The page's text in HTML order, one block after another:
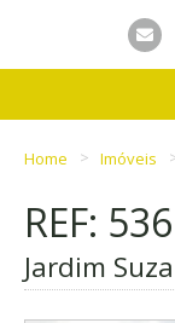
Home Imóveis
REF:
Jardim